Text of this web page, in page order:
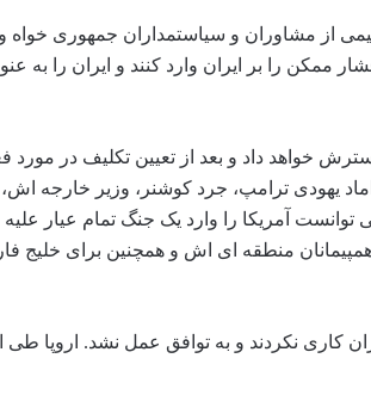
از مشاوران و سیاستمداران جمهوری
ممکن را بر ایران وارد کنند و ایران را به
خواهد داد و بعد از تعیین تکلیف در مورد
ترامپ، جرد کوشنر، وزیر خارجه اش،
آمریکا را وارد یک جنگ تمام عیار علیه
همپیمانان منطقه ای اش و همچنین برای خلیج
کاری نکردند و به توافق عمل نشد. اروپا طی